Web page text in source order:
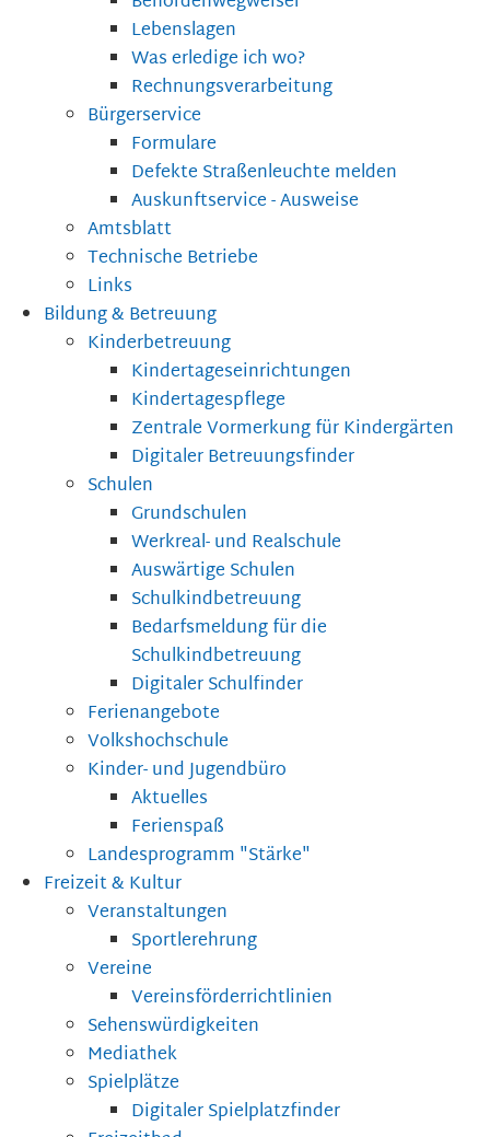
Lebenslagen
Was erledige ich wo?
Rechnungsverarbeitung
Bürgerservice
Formulare
Defekte Straßenleuchte melden
Auskunftservice - Ausweise
Amtsblatt
Technische Betriebe
Links
Bildung & Betreuung
Kinderbetreuung
Kindertageseinrichtungen
Kindertagespflege
Zentrale Vormerkung für Kindergärten
Digitaler Betreuungsfinder
Schulen
Grundschulen
Werkreal- und Realschule
Auswärtige Schulen
Schulkindbetreuung
Bedarfsmeldung für die
Schulkindbetreuung
Digitaler Schulfinder
Ferienangebote
Volkshochschule
Kinder- und Jugendbüro
Aktuelles
Ferienspaß
Landesprogramm "Stärke"
Freizeit & Kultur
Veranstaltungen
Sportlerehrung
Vereine
Vereinsförderrichtlinien
Sehenswürdigkeiten
Mediathek
Spielplätze
Digitaler Spielplatzfinder